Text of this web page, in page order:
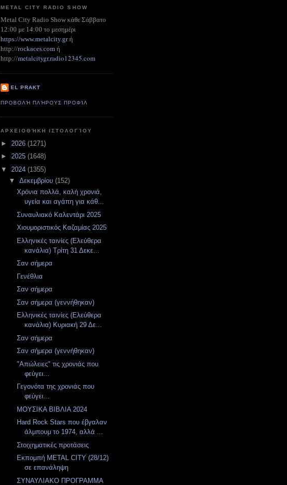
METAL CITY RADIO SHOW
Metal City Radio Show κάθε Σάββατο
12:00 με 14:00 το μεσημέρι
https://www.metalcity.grή
http://rockaces.com ή
http://metalcitygr.radio12345.com
EL PRAKT
ΠΡΟΒΟΛΉ ΠΛΉΡΟΥΣ ΠΡΟΦΊΛ
ΑΡΧΕΙΟΘΉΚΗ ΙΣΤΟΛΟΓΊΟΥ
► 2026 (1271)
► 2025 (1648)
▼ 2024 (1355)
▼ Δεκεμβρίου (152)
Χρόνια πολλά, καλή χρονιά,
υγεία και αγάπη για κάθ...
Συναυλιακό Καλεντάρι 2025
Χιουμοριστικός Kαζαμίας 2025
Ελληνικές ταινίες (Ελεύθερα
κανάλια) Τρίτη 31 Δεκε...
Σαν σήμερα
Γενέθλια
Σαν σήμερα
Σαν σήμερα (γεννήθηκαν)
Ελληνικές ταινίες (Ελεύθερα
κανάλια) Κυριακή 29 Δε...
Σαν σήμερα
Σαν σήμερα (γεννήθηκαν)
"Απώλειες" τις χρονιάς που
φεύγει...
Γεγονότα της χρονιάς που
φεύγει...
ΜΟΥΣΙΚΑ ΒΙΒΛΙΑ 2024
Hard Rock Stars που έβγαλαν
άλμπουμ το 1974, αλλά ...
Στοιχηματικές προτάσεις
Εκπομπή METAL CITY (28/12)
σε επανάληψη
ΣΥΝΑΥΛΙΑΚΟ ΠΡΟΓΡΑΜΜΑ